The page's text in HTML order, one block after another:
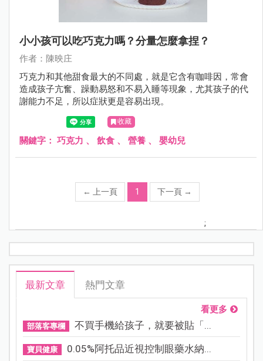
小小孩可以吃巧克力嗎？分量怎麼拿捏？
作者：陳映庄
巧克力和其他甜食最大的不同處，就是它含有咖啡因，常會
造成孩子亢奮、躁動易怒和不易入睡等現象，尤其孩子的代
謝能力不足，所以症狀更是容易出現。
收藏
關鍵字： 巧克力 、 飲食 、 營養 、 嬰幼兒
← 上一頁 1 下一頁 →
;
最新文章 熱門文章
看更多
部落客專欄 不買手機給孩子，就要被貼「...
寶貝健康 0.05%阿托品近視控制眼藥水納...